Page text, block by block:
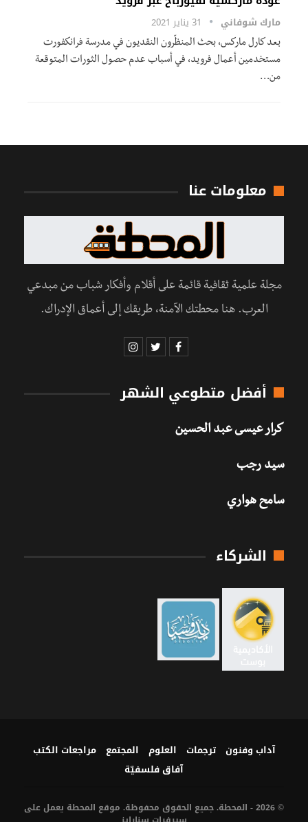
مارك شوفاني 31 يناير 2021
بعد كارل ماركس، بحث المنظّرون النقديون في مدرسة فرانكفورت
مستخدمين أعمال فرويد، في أسباب عدم حصول الثورات المتوقعة
من…
معلومات عنا
مجلة علمية ثقافية قائمة على أقلام وأفكار شباب من مبدعي
العرب. هنا محطتك الآمنة، طريقك إلى أعماق الإدراك.
أفضل متطوعي الشهر
كرار عيسى عبد الحسين
سيد رجب
سامح هواري
الشركاء
آداب وفنون ترجمات العلوم المجتمع
مراجعات الكتب
آفاق فلسفيّة‎
© 2026 - المحطة. جميع الحقوق محفوظة. موقع المحطة يعمل على